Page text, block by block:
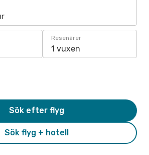
Resenärer
1 vuxen
Sök flyg + hotell
Sök efter flyg